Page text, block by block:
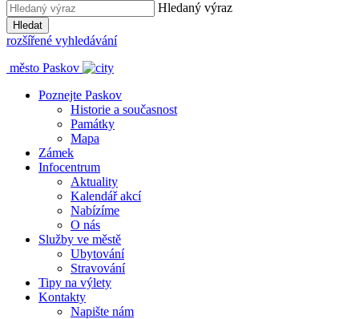
Hledaný výraz
Hledat
rozšířené vyhledávání
město Paskov
Poznejte Paskov
Historie a současnost
Památky
Mapa
Zámek
Infocentrum
Aktuality
Kalendář akcí
Nabízíme
O nás
Služby ve městě
Ubytování
Stravování
Tipy na výlety
Kontakty
Napište nám